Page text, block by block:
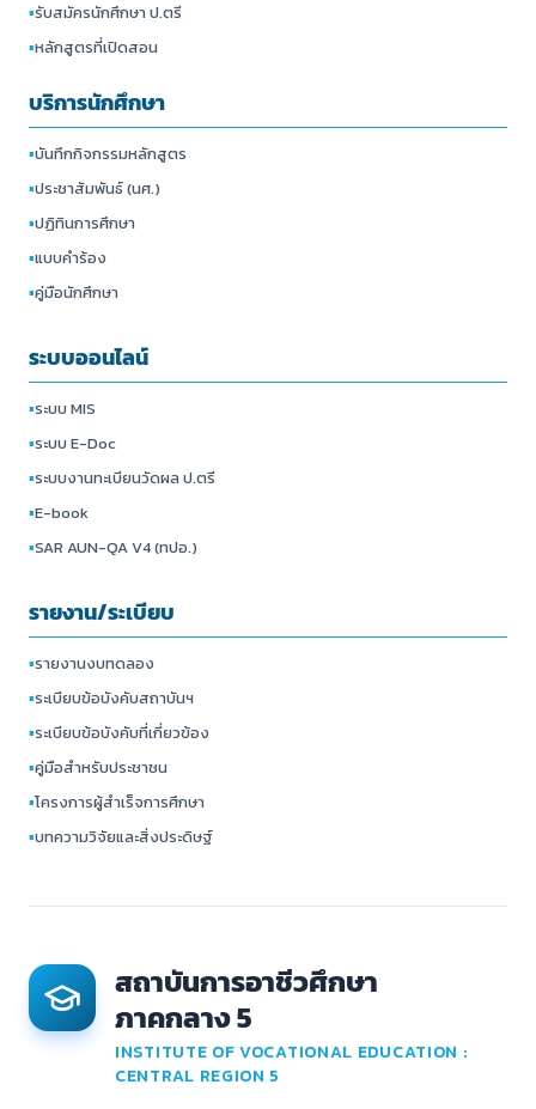
▪รับสมัครนักศึกษา ป.ตรี
▪หลักสูตรที่เปิดสอน
บริการนักศึกษา
▪บันทึกกิจกรรมหลักสูตร
▪ประชาสัมพันธ์ (นศ.)
▪ปฏิทินการศึกษา
▪แบบคำร้อง
▪คู่มือนักศึกษา
ระบบออนไลน์
▪ระบบ MIS
▪ระบบ E-Doc
▪ระบบงานทะเบียนวัดผล ป.ตรี
▪E-book
▪SAR AUN-QA V4 (ทปอ.)
รายงาน/ระเบียบ
▪รายงานงบทดลอง
▪ระเบียบข้อบังคับสถาบันฯ
▪ระเบียบข้อบังคับที่เกี่ยวข้อง
▪คู่มือสำหรับประชาชน
▪โครงการผู้สำเร็จการศึกษา
▪บทความวิจัยและสิ่งประดิษฐ์
สถาบันการอาชีวศึกษา
ภาคกลาง 5
INSTITUTE OF VOCATIONAL EDUCATION :
CENTRAL REGION 5